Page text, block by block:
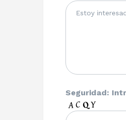
Seguridad: